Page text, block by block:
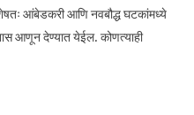
आंबेडकरी आणि नवबौद्ध घटकांमध्ये
आणून देण्यात येईल. कोणत्याही